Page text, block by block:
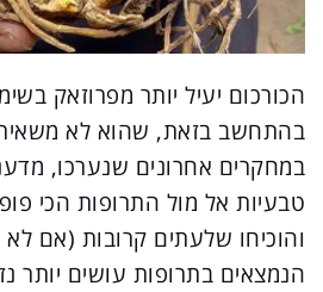
הכורכום יעיל יותר מפרוזאק
בהתחשב בזאת, שהוא לא משאיר
במחקרים אחרונים שנערכו,
טבעיות אל מול התרופות הכי
והוכיחו שלעתים קרובות (אם לא
הנמצאים בתרופות עושים יותר